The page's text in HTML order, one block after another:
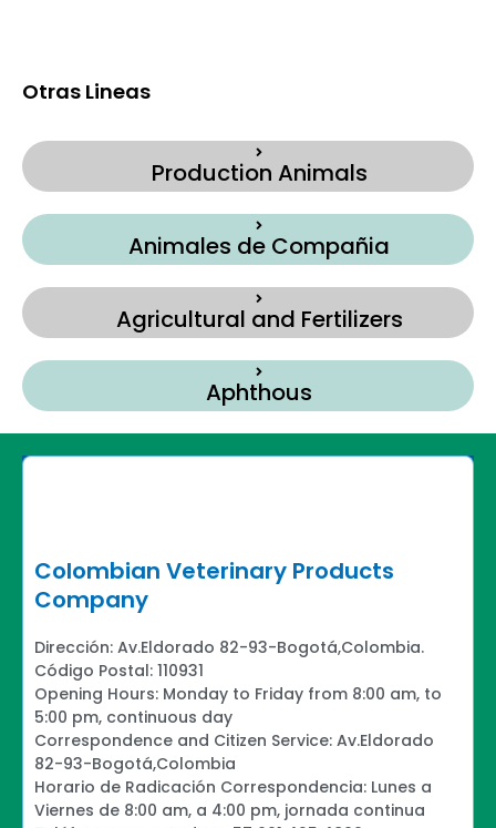
Otras Lineas
Production Animals
Animales de Compañia
Agricultural and Fertilizers
Aphthous
Colombian Veterinary Products
Company
Dirección: Av.Eldorado 82-93-Bogotá,Colombia.
Código Postal: 110931
Opening Hours: Monday to Friday from 8:00 am, to
5:00 pm, continuous day
Correspondence and Citizen Service: Av.Eldorado
82-93-Bogotá,Colombia
Horario de Radicación Correspondencia: Lunes a
Viernes de 8:00 am, a 4:00 pm, jornada continua